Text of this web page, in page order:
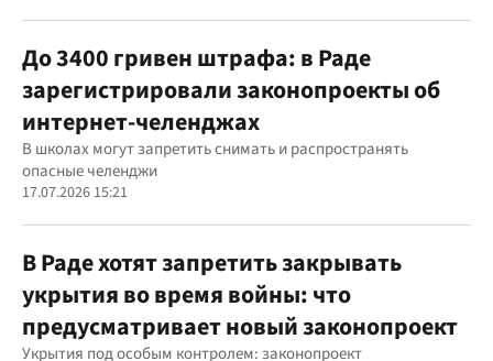
До 3400 гривен штрафа: в Раде
зарегистрировали законопроекты об
интернет-челенджах
В школах могут запретить снимать и распространять
опасные челенджи
17.07.2026 15:21
В Раде хотят запретить закрывать
укрытия во время войны: что
предусматривает новый законопроект
Укрытия под особым контролем: законопроект